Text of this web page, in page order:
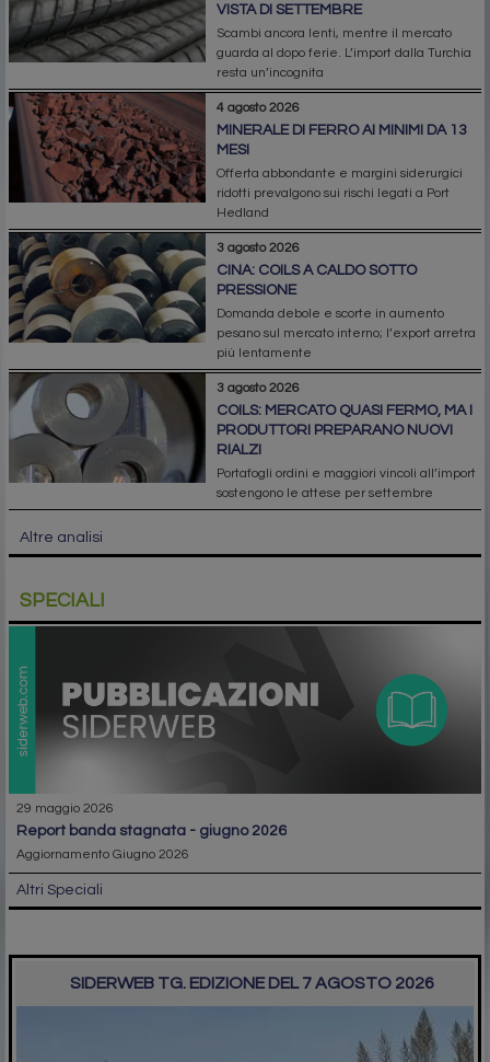
VISTA DI SETTEMBRE
Scambi ancora lenti, mentre il mercato
guarda al dopo ferie. L’import dalla Turchia
resta un’incognita
4 agosto 2026
MINERALE DI FERRO AI MINIMI DA 13
MESI
Offerta abbondante e margini siderurgici
ridotti prevalgono sui rischi legati a Port
Hedland
3 agosto 2026
CINA: COILS A CALDO SOTTO
PRESSIONE
Domanda debole e scorte in aumento
pesano sul mercato interno; l’export arretra
più lentamente
3 agosto 2026
COILS: MERCATO QUASI FERMO, MA I
PRODUTTORI PREPARANO NUOVI
RIALZI
Portafogli ordini e maggiori vincoli all’import
sostengono le attese per settembre
Altre analisi
SPECIALI
29 maggio 2026
report banda stagnata - giugno 2026
Aggiornamento Giugno 2026
Altri Speciali
SIDERWEB TG. EDIZIONE DEL 7 AGOSTO 2026